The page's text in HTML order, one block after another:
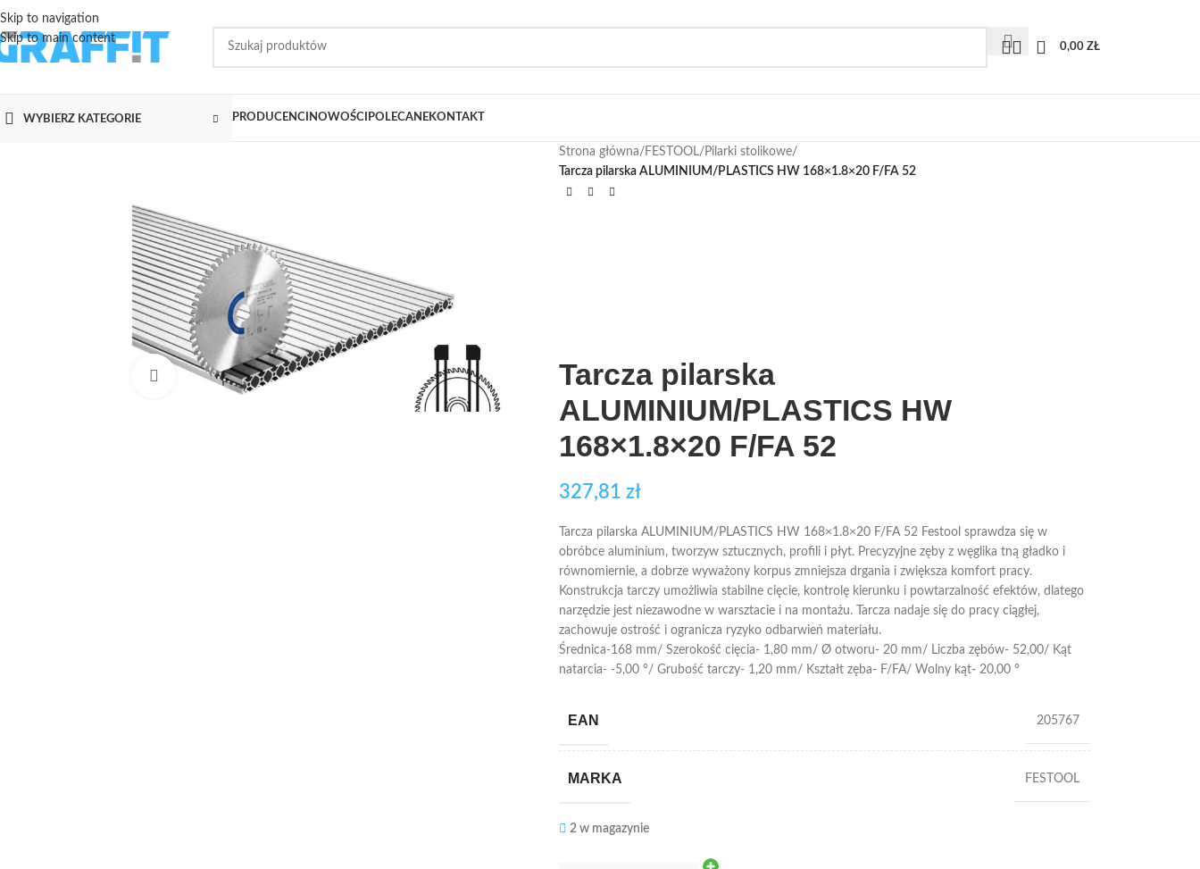
Skip to navigation
Skip to main content
0,00 ZŁ
WYBIERZ KATEGORIE PRODUCENCI NOWOŚCI POLECANEKONTAKT
Kliknij aby powiększyć
Strona główna/ FESTOOL/ Pilarki stolikowe/
Tarcza pilarska ALUMINIUM/PLASTICS HW 168×1.8×20 F/FA 52
Tarcza pilarska
ALUMINIUM/PLASTICS HW
168×1.8×20 F/FA 52
327,81 zł
Tarcza pilarska ALUMINIUM/PLASTICS HW 168×1.8×20 F/FA 52 Festool sprawdza się w
obróbce aluminium, tworzyw sztucznych, profili i płyt. Precyzyjne zęby z węglika tną gładko i
równomiernie, a dobrze wyważony korpus zmniejsza drgania i zwiększa komfort pracy.
Konstrukcja tarczy umożliwia stabilne cięcie, kontrolę kierunku i powtarzalność efektów, dlatego
narzędzie jest niezawodne w warsztacie i na montażu. Tarcza nadaje się do pracy ciągłej,
zachowuje ostrość i ogranicza ryzyko odbarwień materiału.
Średnica-168 mm/ Szerokość cięcia- 1,80 mm/ Ø otworu- 20 mm/ Liczba zębów- 52,00/ Kąt
natarcia- -5,00 °/ Grubość tarczy- 1,20 mm/ Kształt zęba- F/FA/ Wolny kąt- 20,00 °
EAN 205767
MARKA FESTOOL
2 w magazynie